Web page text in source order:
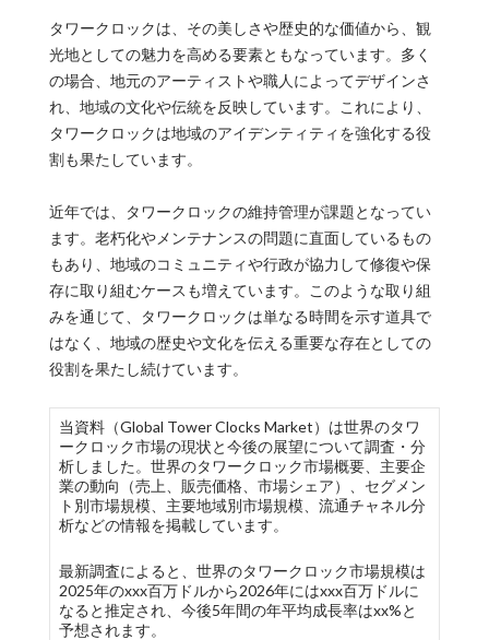
タワークロックは、その美しさや歴史的な価値から、観
光地としての魅力を高める要素ともなっています。多く
の場合、地元のアーティストや職人によってデザインさ
れ、地域の文化や伝統を反映しています。これにより、
タワークロックは地域のアイデンティティを強化する役
割も果たしています。
近年では、タワークロックの維持管理が課題となってい
ます。老朽化やメンテナンスの問題に直面しているもの
もあり、地域のコミュニティや行政が協力して修復や保
存に取り組むケースも増えています。このような取り組
みを通じて、タワークロックは単なる時間を示す道具で
はなく、地域の歴史や文化を伝える重要な存在としての
役割を果たし続けています。
当資料（Global Tower Clocks Market）は世界のタワ
ークロック市場の現状と今後の展望について調査・分
析しました。世界のタワークロック市場概要、主要企
業の動向（売上、販売価格、市場シェア）、セグメン
ト別市場規模、主要地域別市場規模、流通チャネル分
析などの情報を掲載しています。
最新調査によると、世界のタワークロック市場規模は
2025年のxxx百万ドルから2026年にはxxx百万ドルに
なると推定され、今後5年間の年平均成長率はxx%と
予想されます。